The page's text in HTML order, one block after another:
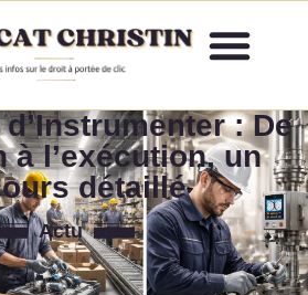
: De
à l’exécution, un
détaillé
Actu